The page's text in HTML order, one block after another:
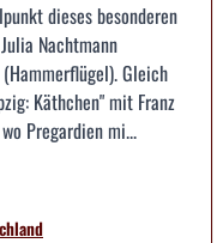
dieses besonderen
Nachtmann
Gleich
Käthchen" mit Franz
Pregardien mi...